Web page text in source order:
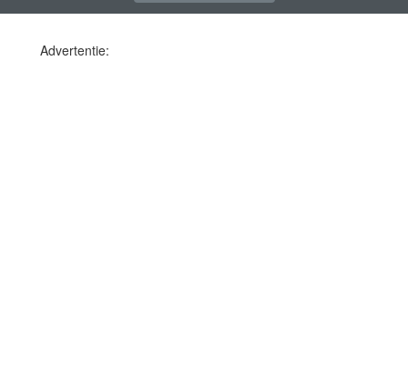
Advertentie: